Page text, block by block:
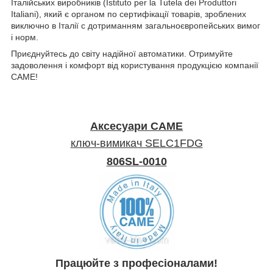
Італійських виробників (Istituto per la Tutela dei Produttori
Italiani), який є органом по сертифікації товарів, зроблених
виключно в Італії c дотриманням загальноєвропейських вимог
і норм.
Приєднуйтесь до світу надійної автоматики. Отримуйте
задоволення і комфорт від користування продукцією компанії
CAME!
Аксесуари CAME
ключ-вимикач SELC1FDG
806SL-0010
Працюйте з професіоналами!